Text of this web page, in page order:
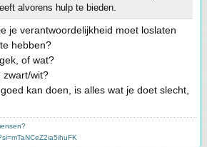
alvorens hulp te bieden.
je verantwoordelijkheid moet loslaten
hebben?
of wat?
zwart/wit?
kan doen, is alles wat je doet slecht,